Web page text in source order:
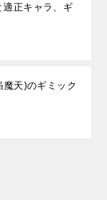
適正キャラ、ギ
魔天)のギミック